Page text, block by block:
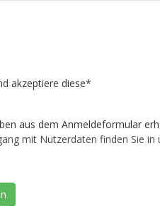
akzeptiere diese*
aus dem Anmeldeformular
mit Nutzerdaten finden Sie in